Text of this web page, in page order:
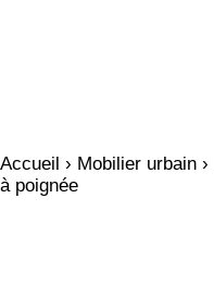
Accueil › Mobilier urbain ›
à poignée